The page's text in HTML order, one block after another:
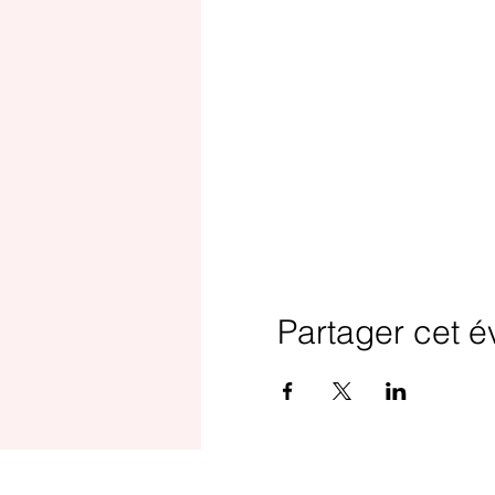
Partager cet